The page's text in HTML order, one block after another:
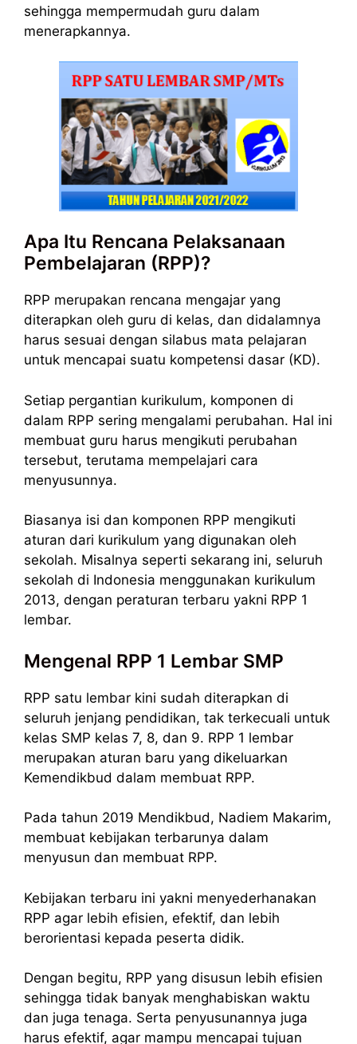
sehingga mempermudah guru dalam
menerapkannya.
Apa Itu Rencana Pelaksanaan
Pembelajaran (RPP)?
RPP merupakan rencana mengajar yang
diterapkan oleh guru di kelas, dan didalamnya
harus sesuai dengan silabus mata pelajaran
untuk mencapai suatu kompetensi dasar (KD).
Setiap pergantian kurikulum, komponen di
dalam RPP sering mengalami perubahan. Hal ini
membuat guru harus mengikuti perubahan
tersebut, terutama mempelajari cara
menyusunnya.
Biasanya isi dan komponen RPP mengikuti
aturan dari kurikulum yang digunakan oleh
sekolah. Misalnya seperti sekarang ini, seluruh
sekolah di Indonesia menggunakan kurikulum
2013, dengan peraturan terbaru yakni RPP 1
lembar.
Mengenal RPP 1 Lembar SMP
RPP satu lembar kini sudah diterapkan di
seluruh jenjang pendidikan, tak terkecuali untuk
kelas SMP kelas 7, 8, dan 9. RPP 1 lembar
merupakan aturan baru yang dikeluarkan
Kemendikbud dalam membuat RPP.
Pada tahun 2019 Mendikbud, Nadiem Makarim,
membuat kebijakan terbarunya dalam
menyusun dan membuat RPP.
Kebijakan terbaru ini yakni menyederhanakan
RPP agar lebih efisien, efektif, dan lebih
berorientasi kepada peserta didik.
Dengan begitu, RPP yang disusun lebih efisien
sehingga tidak banyak menghabiskan waktu
dan juga tenaga. Serta penyusunannya juga
harus efektif, agar mampu mencapai tujuan